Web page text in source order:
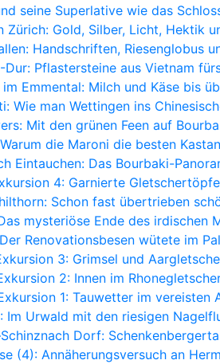
seine Superlative wie das
Zürich: Gold, Silber, Licht, Hektik
Handschriften, Riesenglobus
Dur: Pflastersteine aus Vietnam
im Emmental: Milch und Käse bis
Wie man Wettingen ins
Mit den grünen Feen auf
die Maroni die besten
Eintauchen: Das Bourbaki-
4: Garnierte
Schon fast übertrieben
mysteriöse Ende des irdischen
Renovationsbesen wütete im
3: Grimsel und
2: Innen im
1: Tauwetter im vereisten
Im Urwald mit den riesigen
Dorf:
(4): Annäherungsversuch an